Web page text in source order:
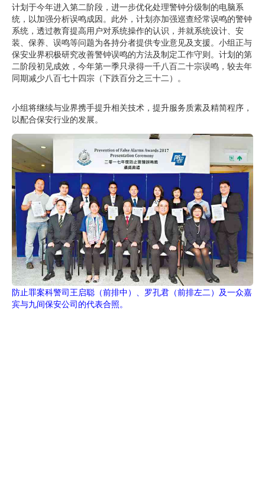
计划于今年进入第二阶段，进一步优化处理警钟分级制的电脑系
统，以加强分析误鸣成因。此外，计划亦加强巡查经常误鸣的警钟
系统，透过教育提高用户对系统操作的认识，并就系统设计、安
装、保养、误鸣等问题为各持分者提供专业意见及支援。小组正与
保安业界积极研究改善警钟误鸣的方法及制定工作守则。计划的第
二阶段初见成效，今年第一季只录得一千八百二十宗误鸣，较去年
同期减少八百七十四宗（下跌百分之三十二）。
小组将继续与业界携手提升相关技术，提升服务质素及精简程序，
以配合保安行业的发展。
防止罪案科警司王启聪（前排中）、罗孔君（前排左二）及一众嘉
宾与九间保安公司的代表合照。